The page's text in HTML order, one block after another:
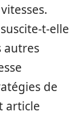
t-elle
autres
de
article